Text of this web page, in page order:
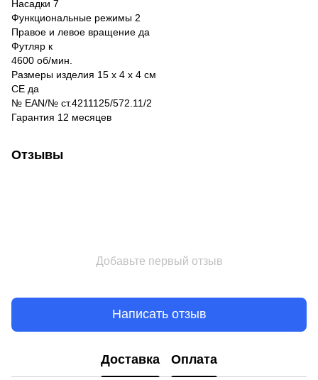
Насадки 7
Функциональные режимы 2
Правое и левое вращение да
Футляр к
4600 об/мин.
Размеры изделия 15 x 4 x 4 см
CE да
№ EAN/№ ст.4211125/572.11/2
Гарантия 12 месяцев
Отзывы
Добавьте первый отзыв
Написать отзыв
Доставка Оплата